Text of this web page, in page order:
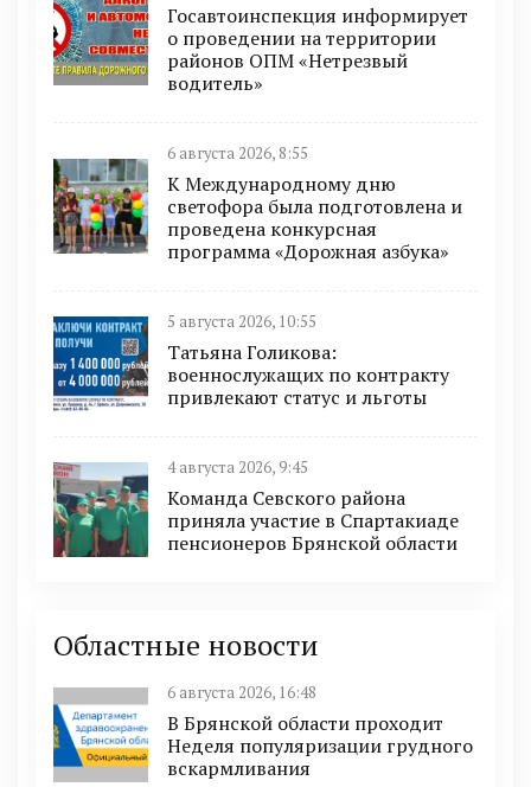
Госавтоинспекция информирует
о проведении на территории
районов ОПМ «Нетрезвый
водитель»
6 августа 2026, 8:55
К Международному дню
светофора была подготовлена и
проведена конкурсная
программа «Дорожная азбука»
5 августа 2026, 10:55
Татьяна Голикова:
военнослужащих по контракту
привлекают статус и льготы
4 августа 2026, 9:45
Команда Севского района
приняла участие в Спартакиаде
пенсионеров Брянской области
Областные новости
6 августа 2026, 16:48
В Брянской области проходит
Неделя популяризации грудного
вскармливания